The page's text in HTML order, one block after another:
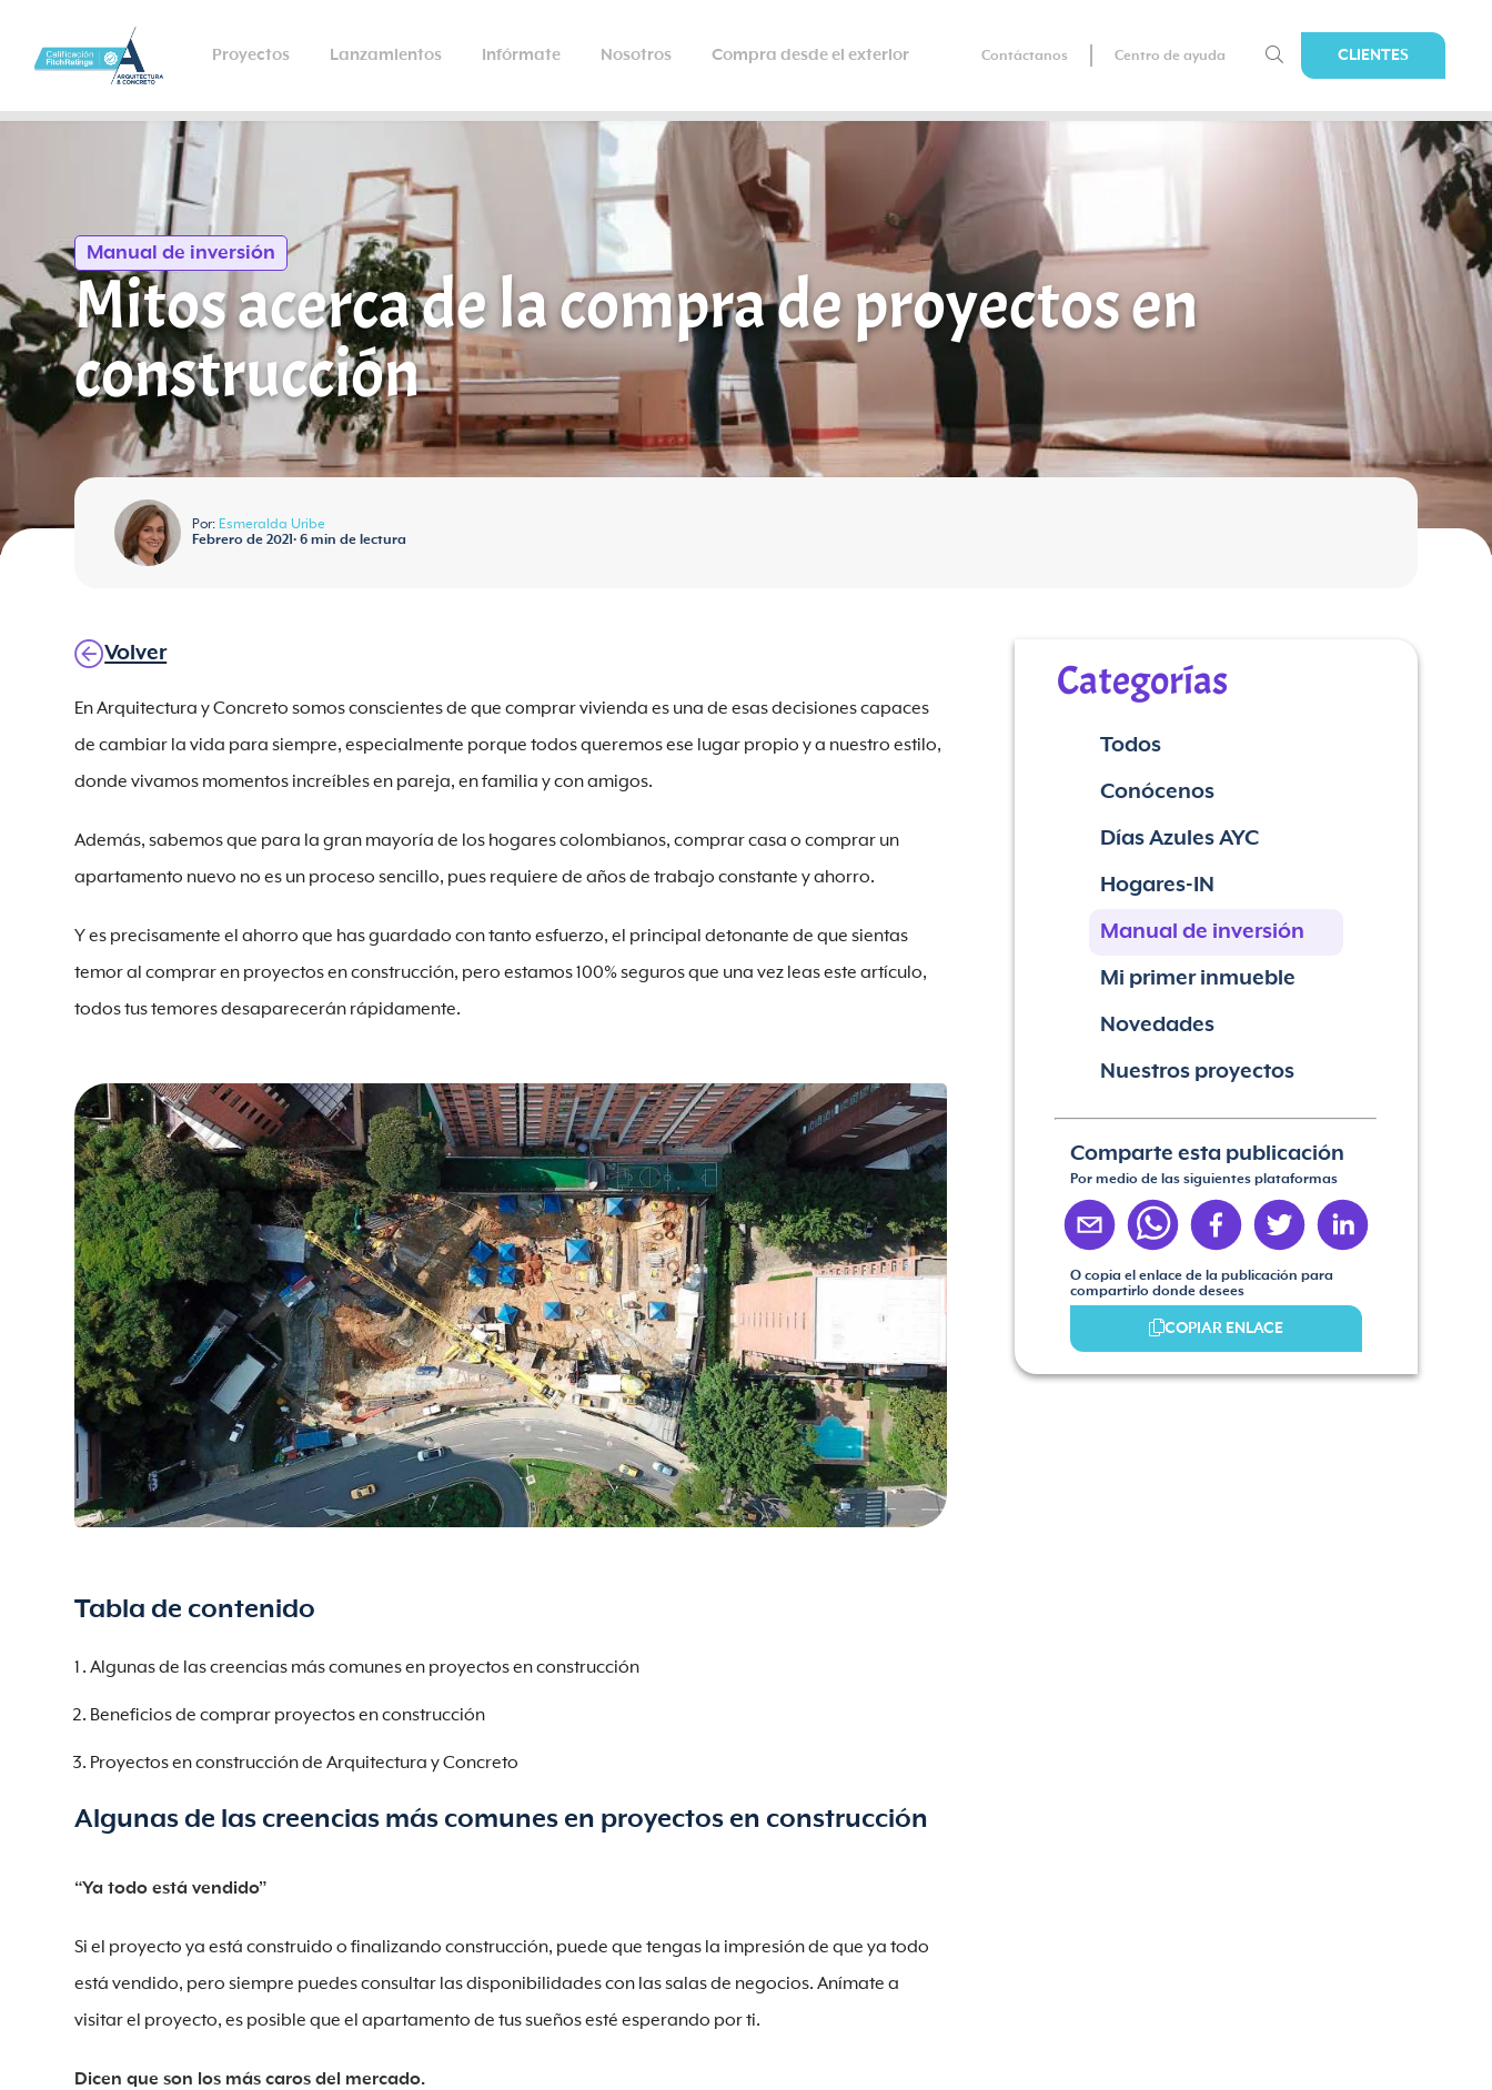
Proyectos Lanzamientos Infórmate Nosotros Compra desde el exterior Contáctanos Centro de ayuda CLIENTES
Manual de inversión
Mitos acerca de la compra de proyectos en
construcción
Por: Esmeralda Uribe
Febrero de 2021• 6 min de lectura
Volver
En Arquitectura y Concreto somos conscientes de que comprar vivienda es una de esas decisiones capaces
de cambiar la vida para siempre, especialmente porque todos queremos ese lugar propio y a nuestro estilo,
donde vivamos momentos increíbles en pareja, en familia y con amigos.
Además, sabemos que para la gran mayoría de los hogares colombianos, comprar casa o comprar un
apartamento nuevo no es un proceso sencillo, pues requiere de años de trabajo constante y ahorro.
Y es precisamente el ahorro que has guardado con tanto esfuerzo, el principal detonante de que sientas
temor al comprar en proyectos en construcción, pero estamos 100% seguros que una vez leas este artículo,
todos tus temores desaparecerán rápidamente.
Tabla de contenido
Algunas de las creencias más comunes en proyectos en construcción
Beneficios de comprar proyectos en construcción
Proyectos en construcción de Arquitectura y Concreto
Algunas de las creencias más comunes en proyectos en construcción
“Ya todo está vendido”
Si el proyecto ya está construido o finalizando construcción, puede que tengas la impresión de que ya todo
está vendido, pero siempre puedes consultar las disponibilidades con las salas de negocios. Anímate a
visitar el proyecto, es posible que el apartamento de tus sueños esté esperando por ti.
Dicen que son los más caros del mercado.
Categorías
Todos
Conócenos
Días Azules AYC
Hogares-IN
Manual de inversión
Mi primer inmueble
Novedades
Nuestros proyectos
Comparte esta publicación
Por medio de las siguientes plataformas
O copia el enlace de la publicación para
compartirlo donde desees
COPIAR ENLACE